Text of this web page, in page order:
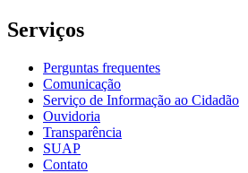
Serviços
Perguntas frequentes
Comunicação
Serviço de Informação ao Cidadão
Ouvidoria
Transparência
SUAP
Contato